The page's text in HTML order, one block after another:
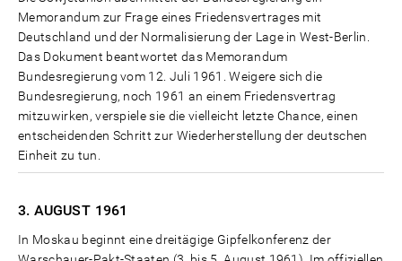
Memorandum zur Frage eines Friedensvertrages mit
Deutschland und der Normalisierung der Lage in West-Berlin.
Das Dokument beantwortet das Memorandum
Bundesregierung vom 12. Juli 1961. Weigere sich die
Bundesregierung, noch 1961 an einem Friedensvertrag
mitzuwirken, verspiele sie die vielleicht letzte Chance, einen
entscheidenden Schritt zur Wiederherstellung der deutschen
Einheit zu tun.
3. AUGUST 1961
In Moskau beginnt eine dreitägige Gipfelkonferenz der